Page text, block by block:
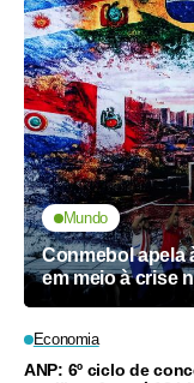
Mundo
Conmebol apela
em meio à crise
Economia
ANP: 6º ciclo de